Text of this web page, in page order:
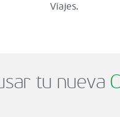
Viajes.
tu nueva